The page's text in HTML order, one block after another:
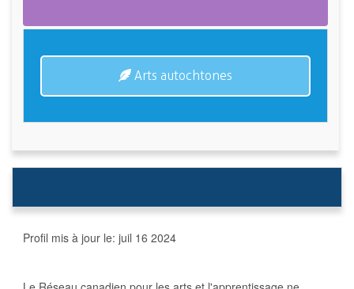
Arts autochtones
Profil mis à jour le: juil 16 2024